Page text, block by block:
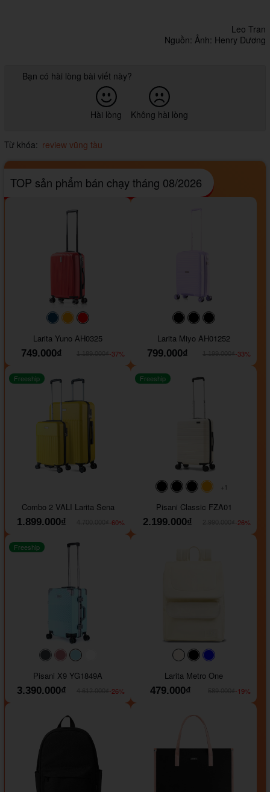
Leo Tran
Nguồn: Ảnh: Henry Dương
Bạn có hài lòng bài viết này?
Hài lòng Không hài lòng
Từ khóa: review vũng tàu
TOP sản phẩm bán chạy tháng 08/2026
#093f69#ffa500
Larita Yuno AH0325
749.000₫
-37%
#000000#000000
Larita Miyo AH01252
799.000₫
-33%
Freeship
Combo 2 VALI Larita Sena
1.899.000₫
-60%
#000000#000000#000000
+1
Freeship
Pisani Classic FZA01
2.199.000₫
-26%
#40454a#b76e79
Freeship
Pisani X9 YG1849A
3.390.000₫
-26%
#faf0e6#000000
Larita Metro One
479.000₫
-19%